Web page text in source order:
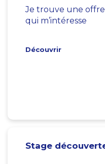
Je trouve une
qui m’intéresse
Découvrir
Stage